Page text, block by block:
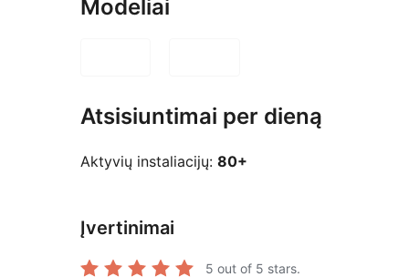
Modeliai
Atsisiuntimai per dieną
Aktyvių instaliacijų: 80+
Įvertinimai
5 out of 5 stars.